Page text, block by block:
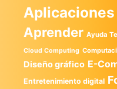
Aplicaciones
Aprender Ayuda
Cloud Computing
Diseño gráfico E-
Entretenimiento digital